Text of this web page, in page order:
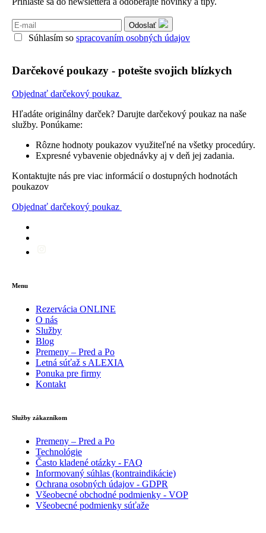
Odoslať
Súhlasím so spracovaním osobných údajov
Darčekové poukazy - potešte svojich blízkych
Objednať darčekový poukaz
Hľadáte originálny darček? Darujte darčekový poukaz na naše
služby. Ponúkame:
Rôzne hodnoty poukazov využiteľné na všetky procedúry.
Expresné vybavenie objednávky aj v deň jej zadania.
Kontaktujte nás pre viac informácií o dostupných hodnotách
poukazov
Objednať darčekový poukaz
Menu
Rezervácia ONLINE
O nás
Služby
Blog
Premeny – Pred a Po
Letná súťaž s ALEXIA
Ponuka pre firmy
Kontakt
Služby zákazníkom
Premeny – Pred a Po
Technológie
Často kladené otázky - FAQ
Informovaný súhlas (kontraindikácie)
Ochrana osobných údajov - GDPR
Všeobecné obchodné podmienky - VOP
Všeobecné podmienky súťaže